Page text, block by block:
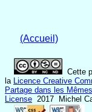
(Accueil)
Cette
la Licence Creative
Partage dans les
License 2017 Michel